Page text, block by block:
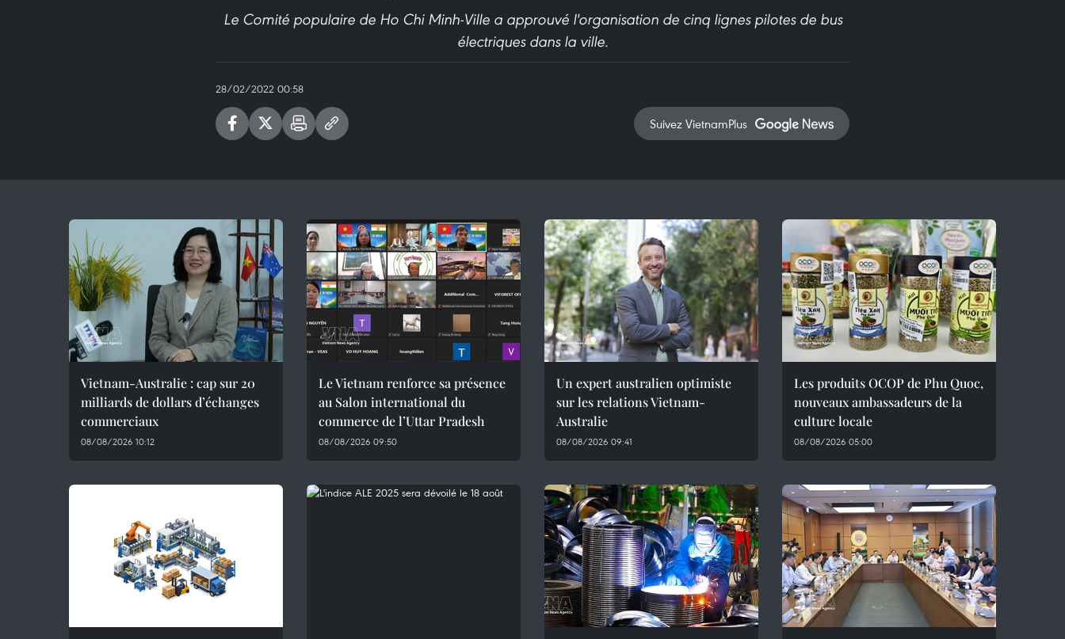
Le Comité populaire de Ho Chi Minh-Ville a approuvé l'organisation de cinq lignes pilotes de bus
électriques dans la ville.
28/02/2022 00:58
Suivez VietnamPlus
Vietnam-Australie : cap sur 20
milliards de dollars d’échanges
commerciaux
08/08/2026 10:12
Le Vietnam renforce sa présence
au Salon international du
commerce de l’Uttar Pradesh
08/08/2026 09:50
Un expert australien optimiste
sur les relations Vietnam-
Australie
08/08/2026 09:41
Les produits OCOP de Phu Quoc,
nouveaux ambassadeurs de la
culture locale
08/08/2026 05:00